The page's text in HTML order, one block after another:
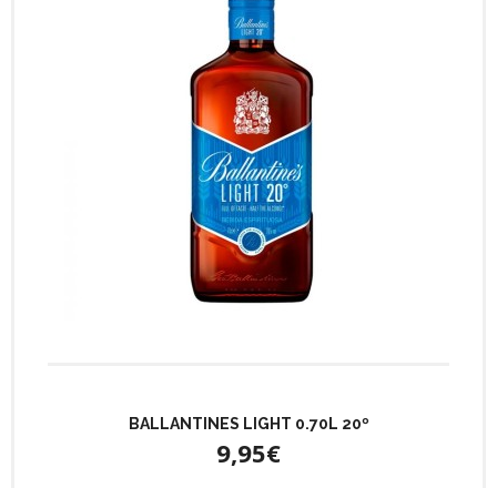
BALLANTINES LIGHT 0.70L 20º
9,95€